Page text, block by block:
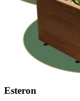
Esteron